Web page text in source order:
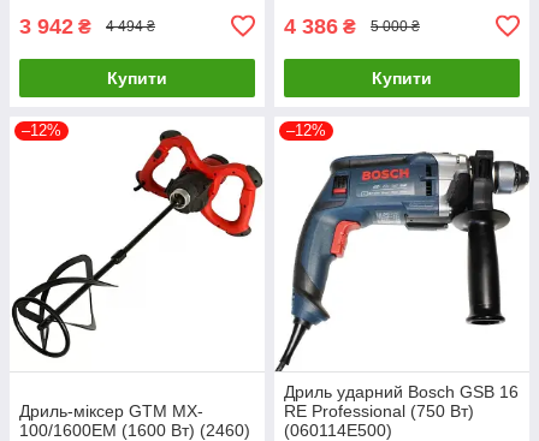
3 942 ₴ 4 494 ₴
Купити
4 386 ₴ 5 000 ₴
Купити
–12%
Дриль-міксер GTM MX-
100/1600EM (1600 Вт) (2460)
–12%
Дриль ударний Bosch GSB 16
RE Professional (750 Вт)
(060114E500)